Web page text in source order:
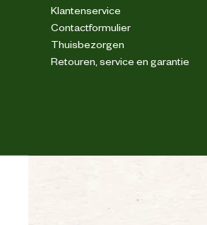
Klantenservice
Contactformulier
Thuisbezorgen
Retouren, service en garantie